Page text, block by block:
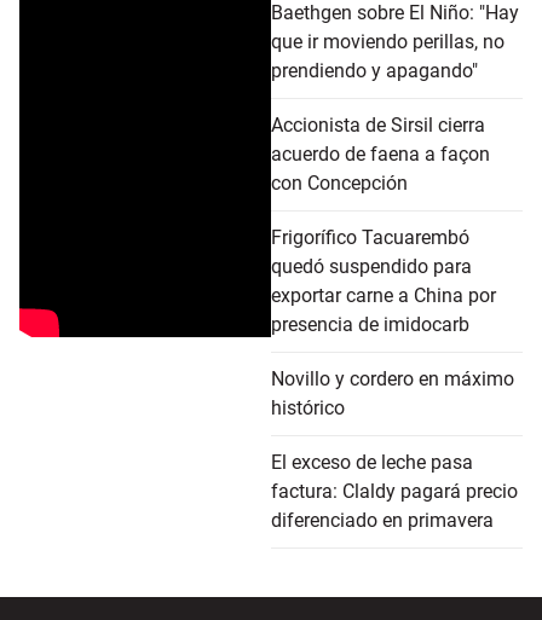
Baethgen sobre El Niño: "Hay
que ir moviendo perillas, no
prendiendo y apagando"
Accionista de Sirsil cierra
acuerdo de faena a façon
con Concepción
Frigorífico Tacuarembó
quedó suspendido para
exportar carne a China por
presencia de imidocarb
Novillo y cordero en máximo
histórico
El exceso de leche pasa
factura: Claldy pagará precio
diferenciado en primavera